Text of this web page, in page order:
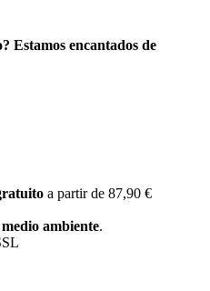
Estamos encantados de
a partir de 87,90 €
ambiente.